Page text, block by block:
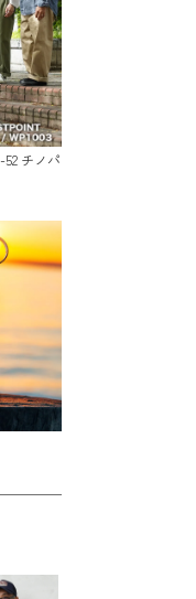
52 チノパ